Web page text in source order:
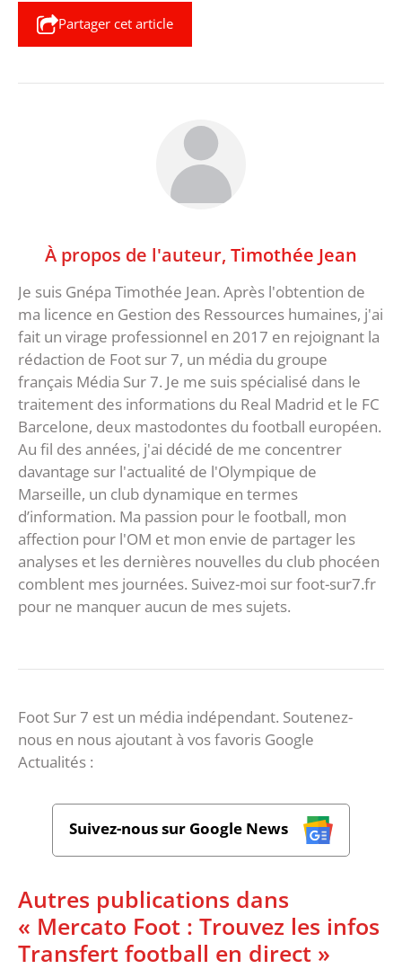
Partager cet article
À propos de l'auteur, Timothée Jean
Je suis Gnépa Timothée Jean. Après l'obtention de
ma licence en Gestion des Ressources humaines, j'ai
fait un virage professionnel en 2017 en rejoignant la
rédaction de Foot sur 7, un média du groupe
français Média Sur 7. Je me suis spécialisé dans le
traitement des informations du Real Madrid et le FC
Barcelone, deux mastodontes du football européen.
Au fil des années, j'ai décidé de me concentrer
davantage sur l'actualité de l'Olympique de
Marseille, un club dynamique en termes
d’information. Ma passion pour le football, mon
affection pour l'OM et mon envie de partager les
analyses et les dernières nouvelles du club phocéen
comblent mes journées. Suivez-moi sur foot-sur7.fr
pour ne manquer aucun de mes sujets.
Foot Sur 7 est un média indépendant. Soutenez-
nous en nous ajoutant à vos favoris Google
Actualités :
Suivez-nous sur Google News
Autres publications dans
« Mercato Foot : Trouvez les infos
Transfert football en direct »